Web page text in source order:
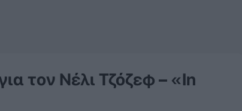
τον Νέλι Τζόζεφ – «In